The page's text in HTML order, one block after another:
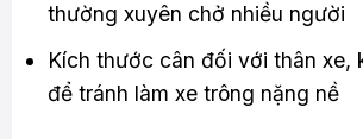
thường xuyên chở nhiều người
Kích thước cân đối với thân xe,
để tránh làm xe trông nặng nề